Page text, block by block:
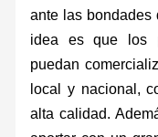
ante las bondades
idea es que los
puedan
local y nacional,
alta calidad.